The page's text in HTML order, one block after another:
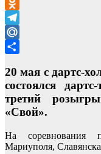
VK
Odnoklassniki
Telegram
Mail.Ru
20 мая с дартс-
состоялся
третий
«Свой».
На соревнования
Мариуполя,